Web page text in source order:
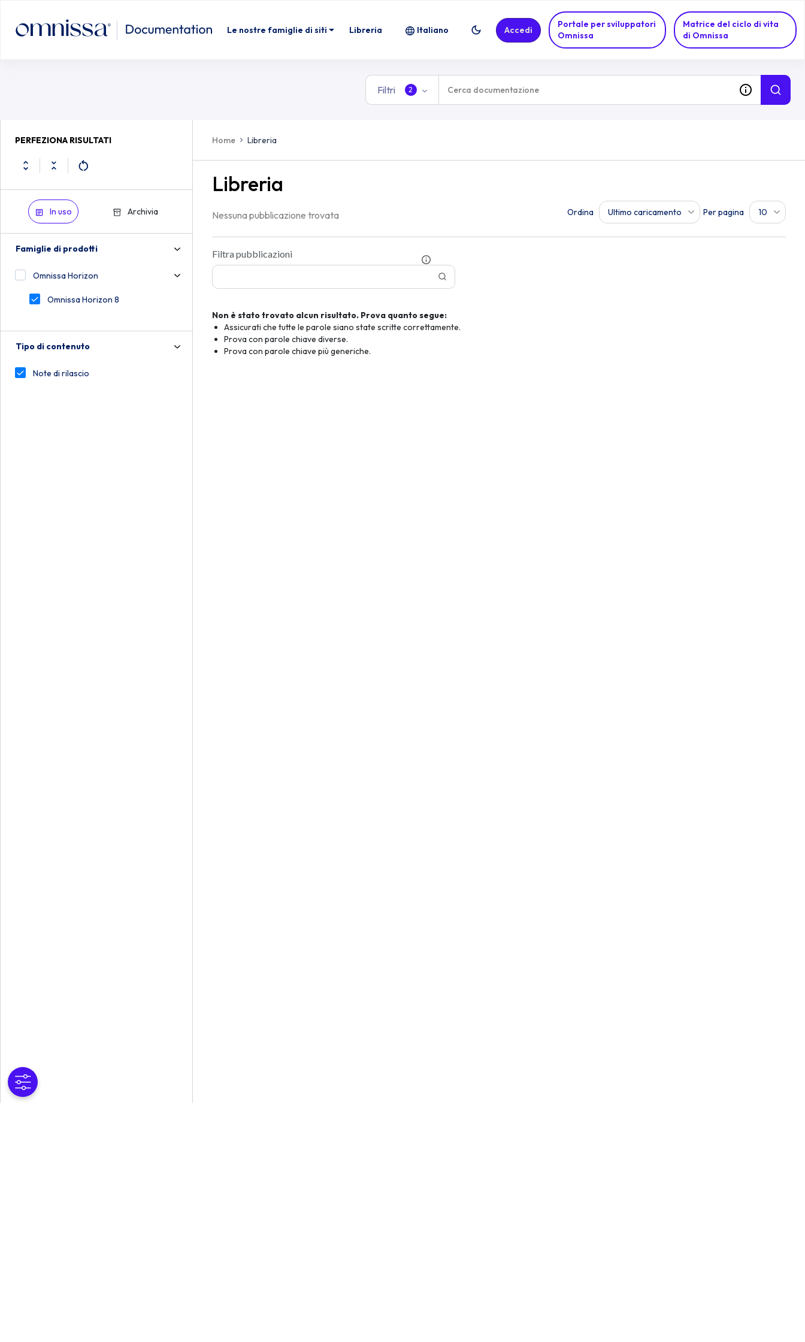
Le nostre famiglie di siti Libreria
Portale per sviluppatori
Omnissa
Matrice del ciclo di vita
di Omnissa
Italiano Accedi
Filtri 2
PERFEZIONA RISULTATI
In uso Archivia
Famiglie di prodotti
Omnissa Horizon
Omnissa Horizon 8
Tipo di contenuto
Note di rilascio
Home Libreria
Libreria
Nessuna pubblicazione trovata Ordina Ultimo caricamento Per pagina 10
Filtra pubblicazioni
Non è stato trovato alcun risultato. Prova quanto segue:
Assicurati che tutte le parole siano state scritte correttamente.
Prova con parole chiave diverse.
Prova con parole chiave più generiche.